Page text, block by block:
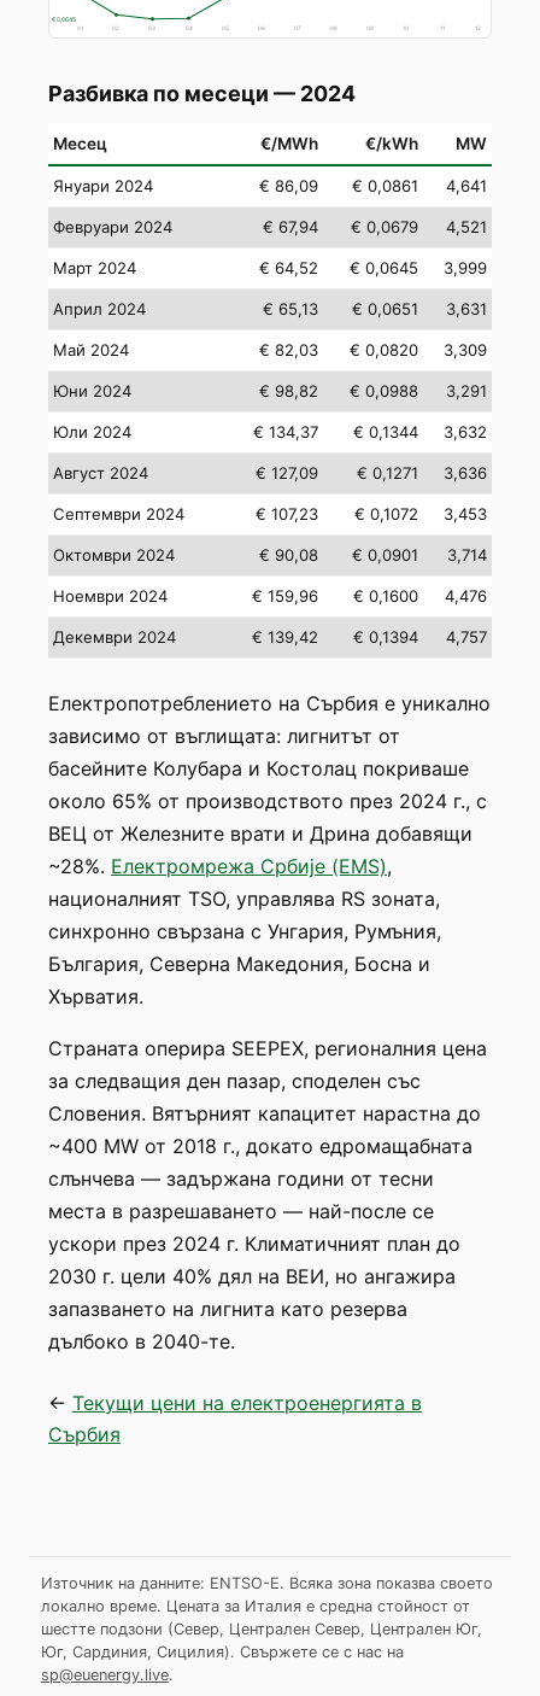
€ 0,0645
01 02 03 04 05 06 07 08 09 10 11 12
Разбивка по месеци — 2024
Месец €/MWh €/kWh MW
Януари 2024 € 86,09 € 0,0861 4,641
Февруари 2024 € 67,94 € 0,0679 4,521
Март 2024 € 64,52 € 0,0645 3,999
Април 2024 € 65,13 € 0,0651 3,631
Май 2024 € 82,03 € 0,0820 3,309
Юни 2024 € 98,82 € 0,0988 3,291
Юли 2024 € 134,37 € 0,1344 3,632
Август 2024 € 127,09 € 0,1271 3,636
Септември 2024 € 107,23 € 0,1072 3,453
Октомври 2024 € 90,08 € 0,0901 3,714
Ноември 2024 € 159,96 € 0,1600 4,476
Декември 2024 € 139,42 € 0,1394 4,757
Електропотреблението на Сърбия е уникално
зависимо от въглищата: лигнитът от
басейните Колубара и Костолац покриваше
около 65% от производството през 2024 г., с
ВЕЦ от Железните врати и Дрина добавящи
~28%. Електромрежа Србије (EMS),
националният TSO, управлява RS зоната,
синхронно свързана с Унгария, Румъния,
България, Северна Македония, Босна и
Хърватия.
Страната оперира SEEPEX, регионалния цена
за следващия ден пазар, споделен със
Словения. Вятърният капацитет нарастна до
~400 MW от 2018 г., докато едромащабната
слънчева — задържана години от тесни
места в разрешаването — най-после се
ускори през 2024 г. Климатичният план до
2030 г. цели 40% дял на ВЕИ, но ангажира
запазването на лигнита като резерва
дълбоко в 2040-те.
← Текущи цени на електроенергията в
Сърбия
Източник на данните: ENTSO-E. Всяка зона показва своето
локално време. Цената за Италия е средна стойност от
шестте подзони (Север, Централен Север, Централен Юг,
Юг, Сардиния, Сицилия). Свържете се с нас на
sp@euenergy.live.